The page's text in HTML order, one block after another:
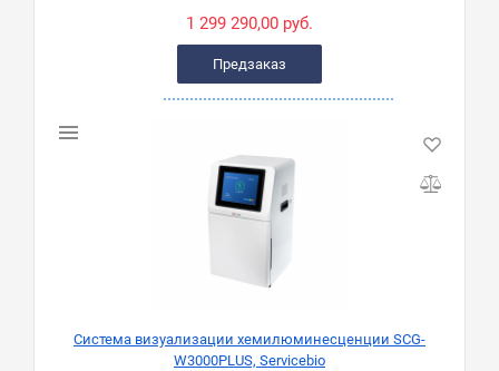
1 299 290,00 руб.
Предзаказ
Система визуализации хемилюминесценции SCG-
W3000PLUS, Servicebio